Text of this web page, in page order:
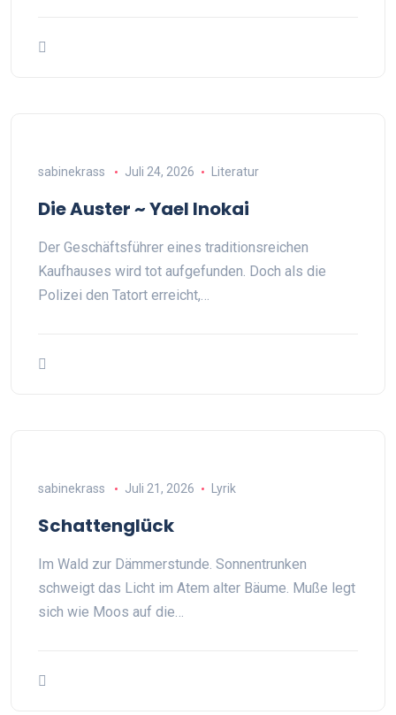
sabinekrass Juli 24, 2026 Literatur
Die Auster ~ Yael Inokai
Der Geschäftsführer eines traditionsreichen
Kaufhauses wird tot aufgefunden. Doch als die
Polizei den Tatort erreicht,…
sabinekrass Juli 21, 2026 Lyrik
Schattenglück
Im Wald zur Dämmerstunde. Sonnentrunken
schweigt das Licht im Atem alter Bäume. Muße legt
sich wie Moos auf die…